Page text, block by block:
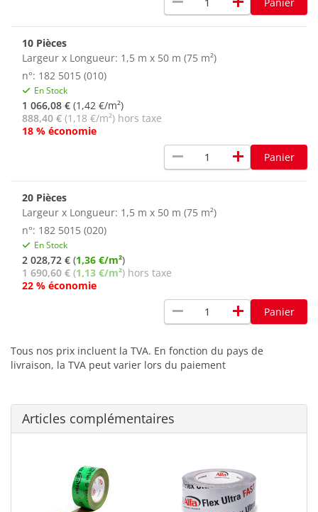
10 Pièces
Largeur x Longueur: 1,5 m x 50 m (75 m²)
n°: 182 5015 (010)
En Stock
1 066,08 € (1,42 €/m²)
888,40 € (1,18 €/m²) hors taxe
18 % économie
remove add Panier
20 Pièces
Largeur x Longueur: 1,5 m x 50 m (75 m²)
n°: 182 5015 (020)
En Stock
2 028,72 € (1,36 €/m²)
1 690,60 € (1,13 €/m²) hors taxe
22 % économie
remove add Panier
Tous nos prix incluent la TVA. En fonction du pays de
livraison, la TVA peut varier lors du paiement
Articles complémentaires